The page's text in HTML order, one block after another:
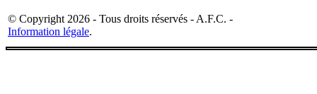
© Copyright 2026 - Tous droits réservés - A.F.C. -
Information légale.